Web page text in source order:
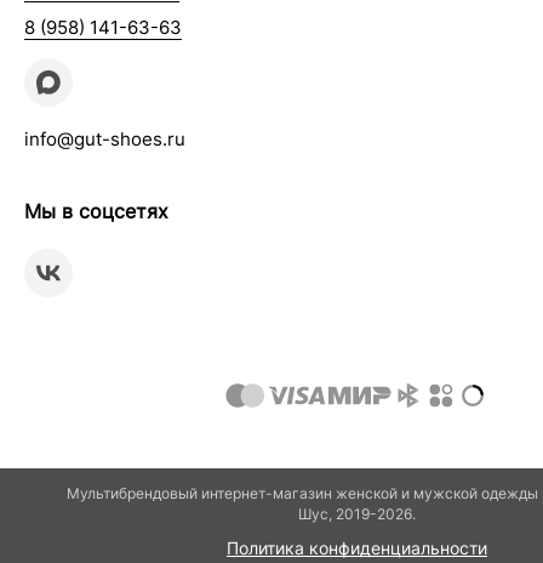
8 (958) 141-63-63
info@gut-shoes.ru
Мы в соцсетях
Мультибрендовый интернет-магазин женской и мужской одежды
Шуc, 2019-2026.
Политика конфиденциальности